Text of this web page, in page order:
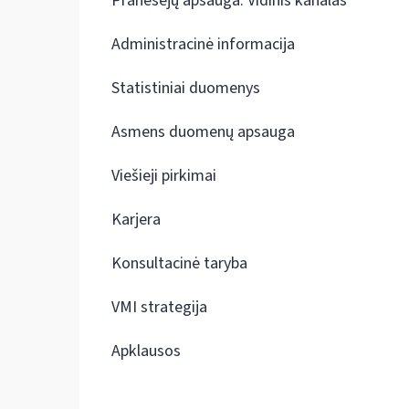
Administracinė informacija
Statistiniai duomenys
Asmens duomenų apsauga
Viešieji pirkimai
Karjera
Konsultacinė taryba
VMI strategija
Apklausos